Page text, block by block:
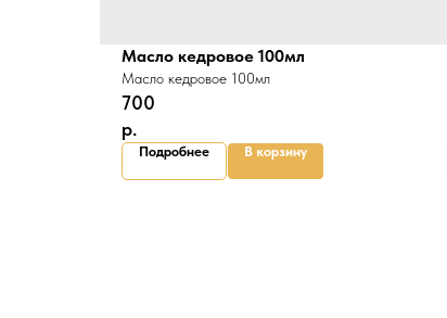
Масло кедровое 100мл
Масло кедровое 100мл
700
р.
Подробнее В корзину